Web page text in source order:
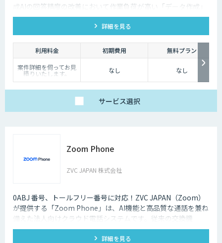
成AIの回答精度の改善において作業負荷が高い「データ作成」
や「回答精度評価」を ワンストップで効率化し、回答精度の向
詳細を見る
利用料金 初期費用
無料プラン
案件詳細を伺ってお見
積りいたします。 なし なし
サービス選択
Zoom Phone
ZVC JAPAN 株式会社
0ABJ 番号、トールフリー番号に対応！ZVC JAPAN（Zoom）
が提供する「Zoom Phone」は、AI機能と高品質な通話を兼ね
備えた法人向けクラウド電話システムです。従来の交換機
（PBX）を必要としないため、導入や運用にかかるコストを大
詳細を見る